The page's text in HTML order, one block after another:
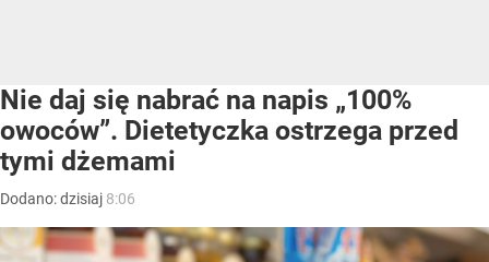
Nie daj się nabrać na napis „100%
owoców”. Dietetyczka ostrzega przed
tymi dżemami
Dodano:dzisiaj 8:06